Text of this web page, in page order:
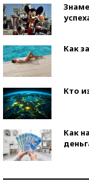
Как
Кто
Как